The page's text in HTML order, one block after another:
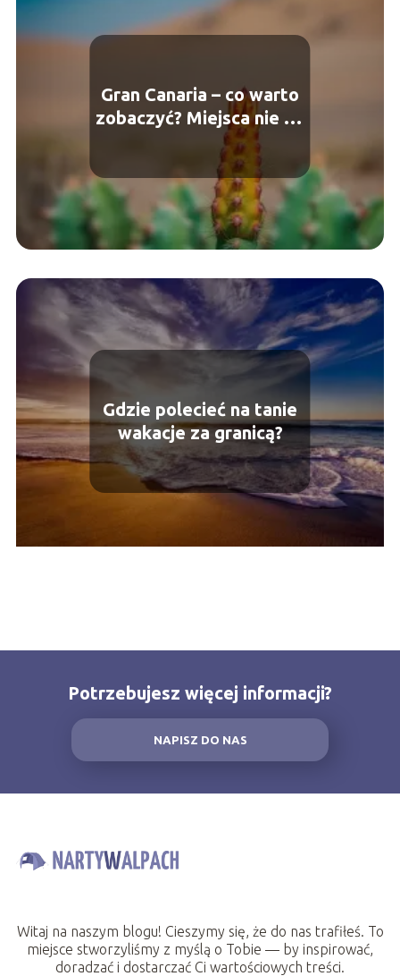
Gran Canaria – co warto
zobaczyć? Miejsca nie do
przegapienia!
Gdzie polecieć na tanie
wakacje za granicą?
Potrzebujesz więcej informacji?
NAPISZ DO NAS
Witaj na naszym blogu! Cieszymy się, że do nas trafiłeś. To
miejsce stworzyliśmy z myślą o Tobie — by inspirować,
doradzać i dostarczać Ci wartościowych treści.